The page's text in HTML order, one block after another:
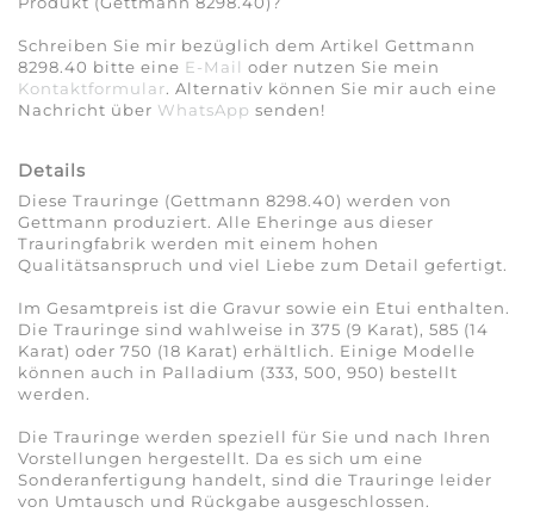
Schreiben Sie mir bezüglich dem Artikel Gettmann
8298.40 bitte eine E-Mail oder nutzen Sie mein
Kontaktformular. Alternativ können Sie mir auch eine
Nachricht über WhatsApp senden!
Details
Diese Trauringe (Gettmann 8298.40) werden von
Gettmann produziert. Alle Eheringe aus dieser
Trauringfabrik werden mit einem hohen
Qualitätsanspruch und viel Liebe zum Detail gefertigt.
Im Gesamtpreis ist die Gravur sowie ein Etui enthalten.
Die Trauringe sind wahlweise in 375 (9 Karat), 585 (14
Karat) oder 750 (18 Karat) erhältlich. Einige Modelle
können auch in Palladium (333, 500, 950) bestellt
werden.
Die Trauringe werden speziell für Sie und nach Ihren
Vorstellungen hergestellt. Da es sich um eine
Sonderanfertigung handelt, sind die Trauringe leider
von Umtausch und Rückgabe ausgeschlossen.